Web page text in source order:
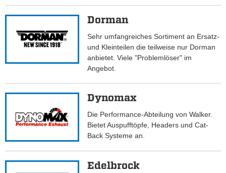
Dorman
Sehr umfangreiches Sortiment an Ersatz-
und Kleinteilen die teilweise nur Dorman
anbietet. Viele "Problemlöser" im
Angebot.
Dynomax
Die Performance-Abteilung von Walker.
Bietet Auspufftöpfe, Headers und Cat-
Back Systeme an.
Edelbrock